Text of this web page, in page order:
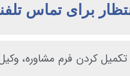
برای تماس
کردن فرم مشاوره،